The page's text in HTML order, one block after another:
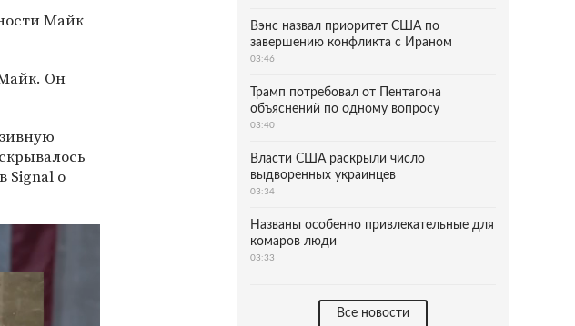
Майк
Он
Signal о
Вэнс назвал приоритет США по
завершению конфликта с Ираном
03:46
Трамп потребовал от Пентагона
объяснений по одному вопросу
03:40
Власти США раскрыли число
выдворенных украинцев
03:34
Названы особенно привлекательные для
комаров люди
03:33
Все новости